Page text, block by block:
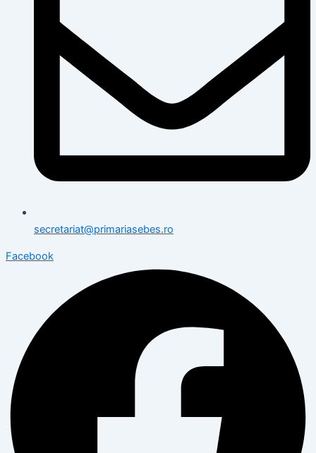
secretariat@primariasebes.ro
Facebook